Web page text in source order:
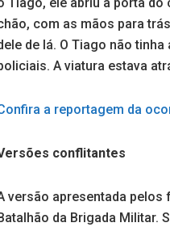
com as mãos para
de lá. O Tiago não
A viatura estava
a reportagem da
conflitantes
versão apresentada pelos
da Brigada Militar.